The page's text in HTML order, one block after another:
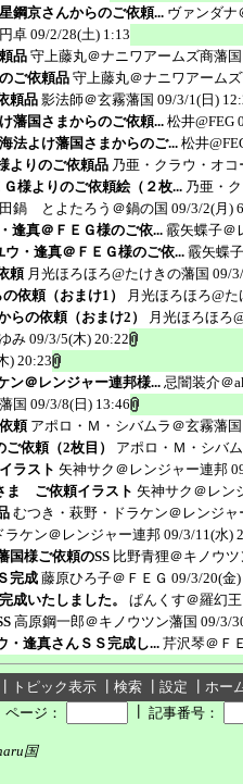
鋼京さんからのご依頼... ヴァンダナ
卓 09/2/28(土) 1:13
品 守上藤丸＠ナニワアームズ商藩国
ご依頼品 守上藤丸＠ナニワアーム
頼品 影法師＠玄霧藩国 09/3/1(日)
藩国さまからのご依頼... 松井@FEG
法よけ藩国さまからのご... 松井
よりのご依頼品 乃亜・クラウ・オ
様よりのご依頼絵（２枚... 乃亜・
田鍋 とよたろう＠鍋の国 09/3/2(月)
逢真＠ＦＥＧ様のご依... 霰矢蝶子＠
・逢真＠ＦＥＧ様のご依... 霰矢蝶
頼 月光ほろほろ@たけきの藩国 09/
依頼（おまけ1）
月光ほろほろ@
の依頼（おまけ2）
月光ほろほろ
み 09/3/5(木) 20:22
) 20:23
＠レンジャー連邦様... 忌闇装介＠
国 09/3/8(日) 13:46
頼 アポロ・Ｍ・シバムラ＠玄霧藩国
依頼（2枚目）
アポロ・Ｍ・シバ
ラスト 矢神サク＠レンジャー連邦
ま ご依頼イラスト 矢神サク＠レン
むつき・萩野・ドラケン＠レンジャ
ラケン＠レンジャー連邦 09/3/11(水)
様ご依頼のSS 比野青狸＠キノウ
完成 藤原ひろ子＠ＦＥＧ 09/3/20(金
いたしました。
ぱんくす＠羅幻
高原鋼一郎＠キノウツン藩国 09/3/
逢真さんＳＳ完成し... 芹沢琴＠Ｆ
トピック表示 検索 設定
ホー
ページ：
記事番号：
国